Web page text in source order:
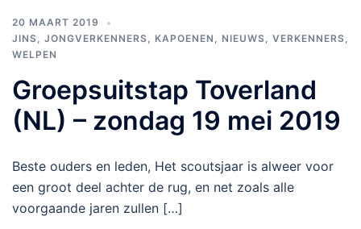
20 MAART 2019
JINS, JONGVERKENNERS, KAPOENEN , NIEUWS, VERKENNERS,
WELPEN
Groepsuitstap Toverland
(NL) – zondag 19 mei 2019
Beste ouders en leden, Het scoutsjaar is alweer voor
een groot deel achter de rug, en net zoals alle
voorgaande jaren zullen […]